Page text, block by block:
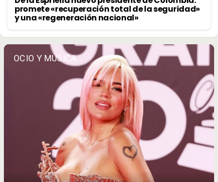
promete «recuperación total de la seguridad»
y una «regeneración nacional»
OCIO Y MÚSICA